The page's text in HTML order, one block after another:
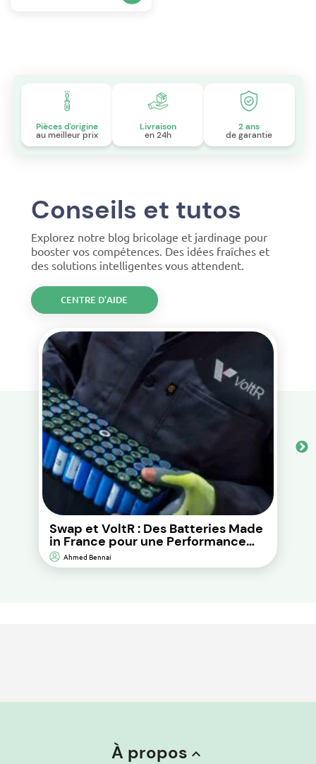
Pièces d'origine
au meilleur prix
Livraison
en 24h
2 ans
de garantie
Conseils et tutos
Explorez notre blog bricolage et jardinage pour
booster vos compétences. Des idées fraîches et
des solutions intelligentes vous attendent.
CENTRE D’AIDE
Swap et VoltR : Des Batteries Made
in France pour une Performance
Durable et d’Impact
Environnemental Réduit.
Ahmed Bennai
À propos keyboard_arrow_up